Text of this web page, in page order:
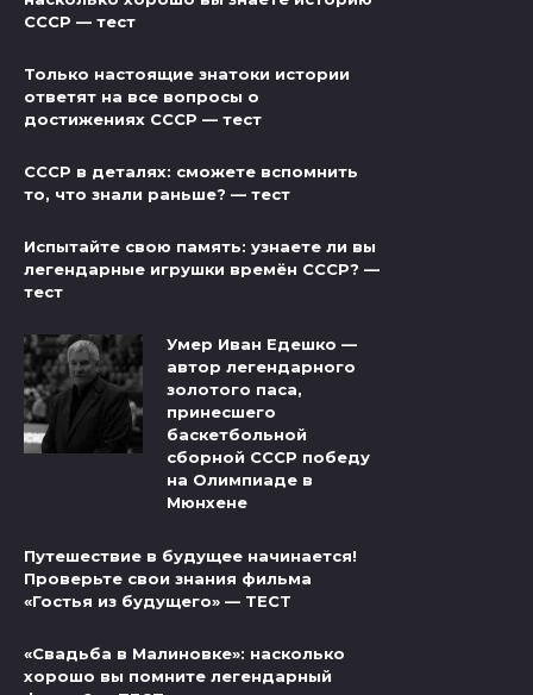
СССР — тест
Только настоящие знатоки истории
ответят на все вопросы о
достижениях СССР — тест
СССР в деталях: сможете вспомнить
то, что знали раньше? — тест
Испытайте свою память: узнаете ли вы
легендарные игрушки времён СССР? —
тест
Умер Иван Едешко —
автор легендарного
золотого паса,
принесшего
баскетбольной
сборной СССР победу
на Олимпиаде в
Мюнхене
Путешествие в будущее начинается!
Проверьте свои знания фильма
«Гостья из будущего» — ТЕСТ
«Свадьба в Малиновке»: насколько
хорошо вы помните легендарный